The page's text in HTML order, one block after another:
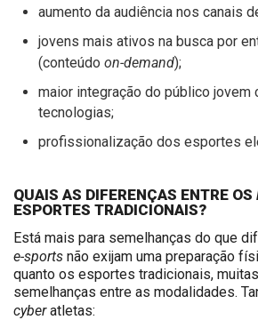
aumento da audiência nos canais
jovens mais ativos na busca por
(conteúdo on-demand);
maior integração do público jovem
tecnologias;
profissionalização dos esportes
QUAIS AS DIFERENÇAS ENTRE OS
ESPORTES TRADICIONAIS?
Está mais para semelhanças do que
e-sports não exijam uma preparação
quanto os esportes tradicionais,
semelhanças entre as modalidades.
cyberatletas: